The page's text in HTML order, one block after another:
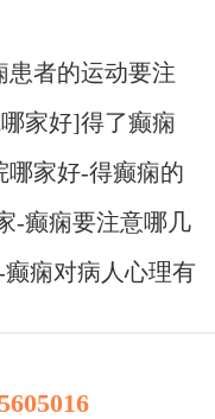
者的运动要注
家好]得了癫痫
哪家好-得癫痫的
-癫痫要注意哪几
痫对病人心理有